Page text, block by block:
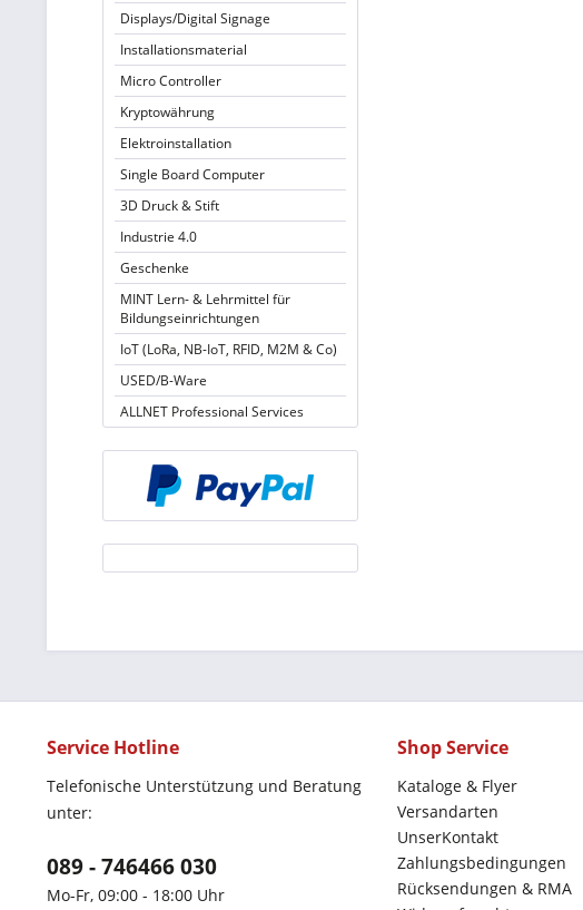
Displays/Digital Signage
Installationsmaterial
Micro Controller
Kryptowährung
Elektroinstallation
Single Board Computer
3D Druck & Stift
Industrie 4.0
Geschenke
MINT Lern- & Lehrmittel für
Bildungseinrichtungen
IoT (LoRa, NB-IoT, RFID, M2M & Co)
USED/B-Ware
ALLNET Professional Services
Service Hotline
Telefonische Unterstützung und Beratung
unter:
089 - 746466 030
Mo-Fr, 09:00 - 18:00 Uhr
Shop Service
Kataloge & Flyer
Versandarten
UnserKontakt
Zahlungsbedingungen
Rücksendungen & RMA